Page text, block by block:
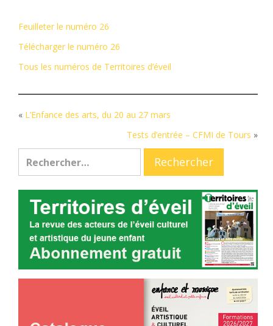
Feuilleter le numéro 26
Télécharger le numéro 26
Tous les numéros de Territoires d’éveil
« L’Enfance des arts, du 20 au 27 mars
Tests d’entrée – CFMI de Tours »